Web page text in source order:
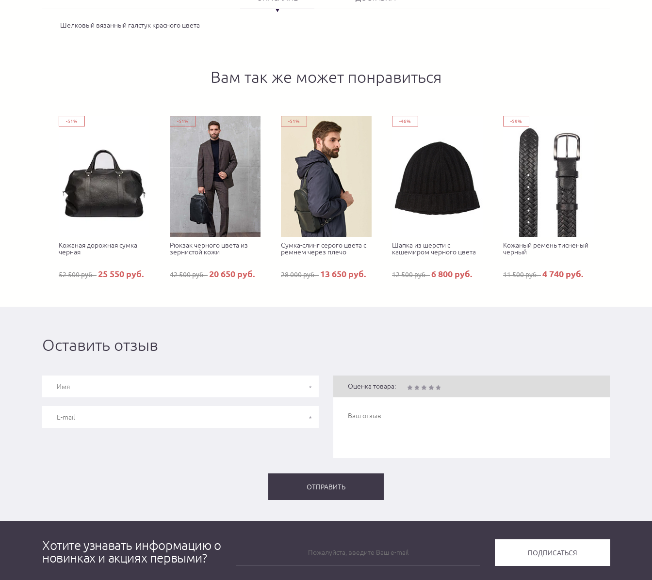
Шелковый вязанный галстук красного цвета
Вам так же может понравиться
-51%
Кожаная дорожная сумка
черная
52 500 руб. 25 550 руб.
-51%
Рюкзак черного цвета из
зернистой кожи
42 500 руб. 20 650 руб.
-51%
Сумка-слинг серого цвета с
ремнем через плечо
28 000 руб. 13 650 руб.
-46%
Шапка из шерсти с
кашемиром черного цвета
12 500 руб.6 800 руб.
-59%
Кожаный ремень тисненый
черный
11 500 руб.4 740 руб.
Оставить отзыв
Оценка товара:
Хотите узнавать информацию о
новинках и акциях первыми?